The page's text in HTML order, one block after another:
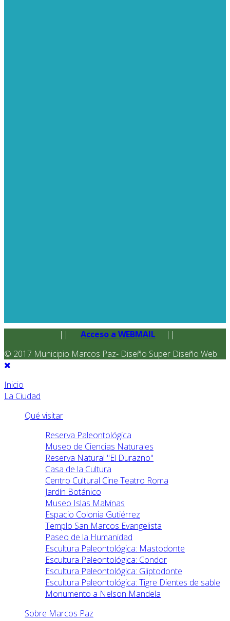
|| Acceso a WEBMAIL
||
© 2017 Municipio Marcos Paz- Diseño Super Diseño Web
Inicio
La Ciudad
Qué visitar
Reserva Paleontológica
Museo de Ciencias Naturales
Reserva Natural "El Durazno"
Casa de la Cultura
Centro Cultural Cine Teatro Roma
Jardín Botánico
Museo Islas Malvinas
Espacio Colonia Gutiérrez
Templo San Marcos Evangelista
Paseo de la Humanidad
Escultura Paleontológica: Mastodonte
Escultura Paleontológica: Condor
Escultura Paleontológica: Gliptodonte
Escultura Paleontológica: Tigre Dientes de sable
Monumento a Nelson Mandela
Sobre Marcos Paz